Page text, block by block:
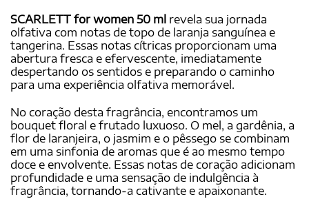
SCARLETT for women 50 ml revela sua jornada
olfativa com notas de topo de laranja sanguínea e
tangerina. Essas notas cítricas proporcionam uma
abertura fresca e efervescente, imediatamente
despertando os sentidos e preparando o caminho
para uma experiência olfativa memorável.
No coração desta fragrância, encontramos um
bouquet floral e frutado luxuoso. O mel, a gardênia, a
flor de laranjeira, o jasmim e o pêssego se combinam
em uma sinfonia de aromas que é ao mesmo tempo
doce e envolvente. Essas notas de coração adicionam
profundidade e uma sensação de indulgência à
fragrância, tornando-a cativante e apaixonante.